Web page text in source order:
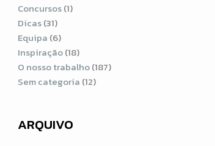
Concursos(1)
Dicas(31)
Equipa (6)
Inspiração(18)
O nosso trabalho(187)
Sem categoria (12)
ARQUIVO